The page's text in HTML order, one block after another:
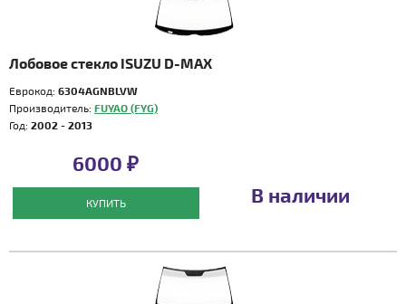
Лобовое стекло ISUZU D-MAX
Еврокод: 6304AGNBLVW
Производитель: FUYAO (FYG)
Год: 2002 - 2013
6000 ₽
КУПИТЬ В наличии